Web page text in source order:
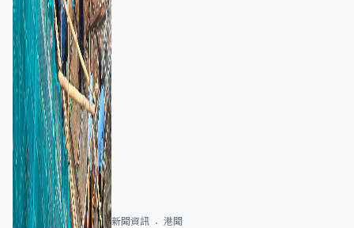
新聞資訊 港聞